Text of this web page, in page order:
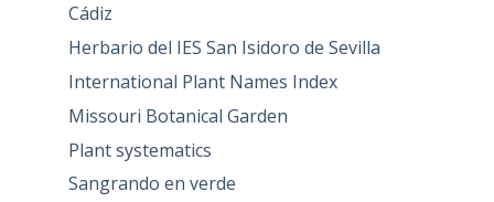
Cádiz
Herbario del IES San Isidoro de Sevilla
International Plant Names Index
Missouri Botanical Garden
Plant systematics
Sangrando en verde